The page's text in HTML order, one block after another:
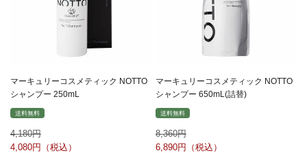
マーキュリーコスメティック NOTTO
シャンプー 250mL
送料無料
4,180
4,080
マーキュリーコスメティック NOTTO
シャンプー 650mL(詰替)
送料無料
8,360
6,890